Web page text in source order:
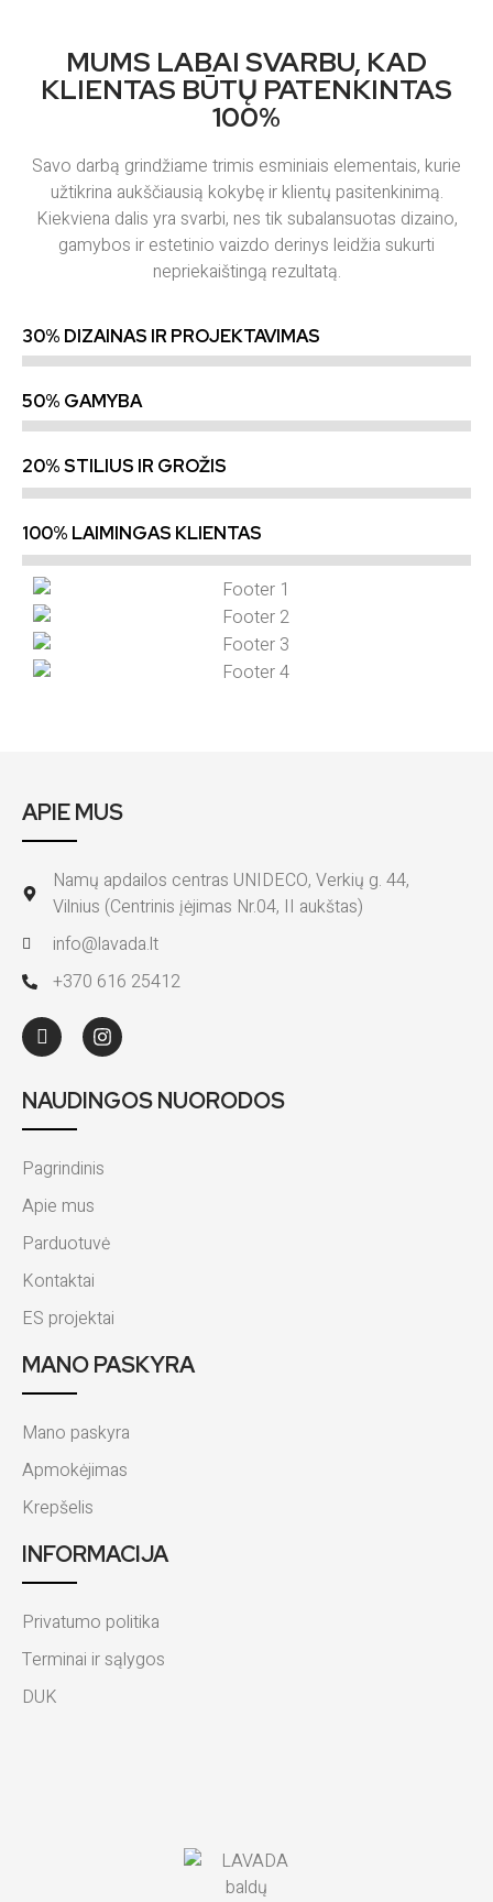
MUMS LABAI SVARBU, KAD
KLIENTAS BŪTŲ PATENKINTAS
100%
Savo darbą grindžiame trimis esminiais elementais, kurie
užtikrina aukščiausią kokybę ir klientų pasitenkinimą.
Kiekviena dalis yra svarbi, nes tik subalansuotas dizaino,
gamybos ir estetinio vaizdo derinys leidžia sukurti
nepriekaištingą rezultatą.
30% DIZAINAS IR PROJEKTAVIMAS
50% GAMYBA
20% STILIUS IR GROŽIS
100% LAIMINGAS KLIENTAS
APIE MUS
Namų apdailos centras UNIDECO, Verkių g. 44,
Vilnius (Centrinis įėjimas Nr.04, II aukštas)
info@lavada.lt
+370 616 25412
NAUDINGOS NUORODOS
Pagrindinis
Apie mus
Parduotuvė
Kontaktai
ES projektai
MANO PASKYRA
Mano paskyra
Apmokėjimas
Krepšelis
INFORMACIJA
Privatumo politika
Terminai ir sąlygos
DUK